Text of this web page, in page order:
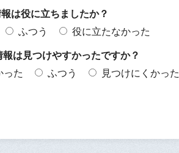
は役に立ちましたか？
ふつう
役に立たなかった
は見つけやすかったですか？
った
ふつう 見つけにくかった